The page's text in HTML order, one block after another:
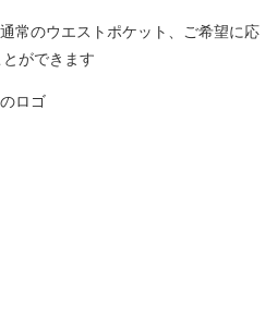
常のウエストポケット、ご希望に応
ができます
ロゴ